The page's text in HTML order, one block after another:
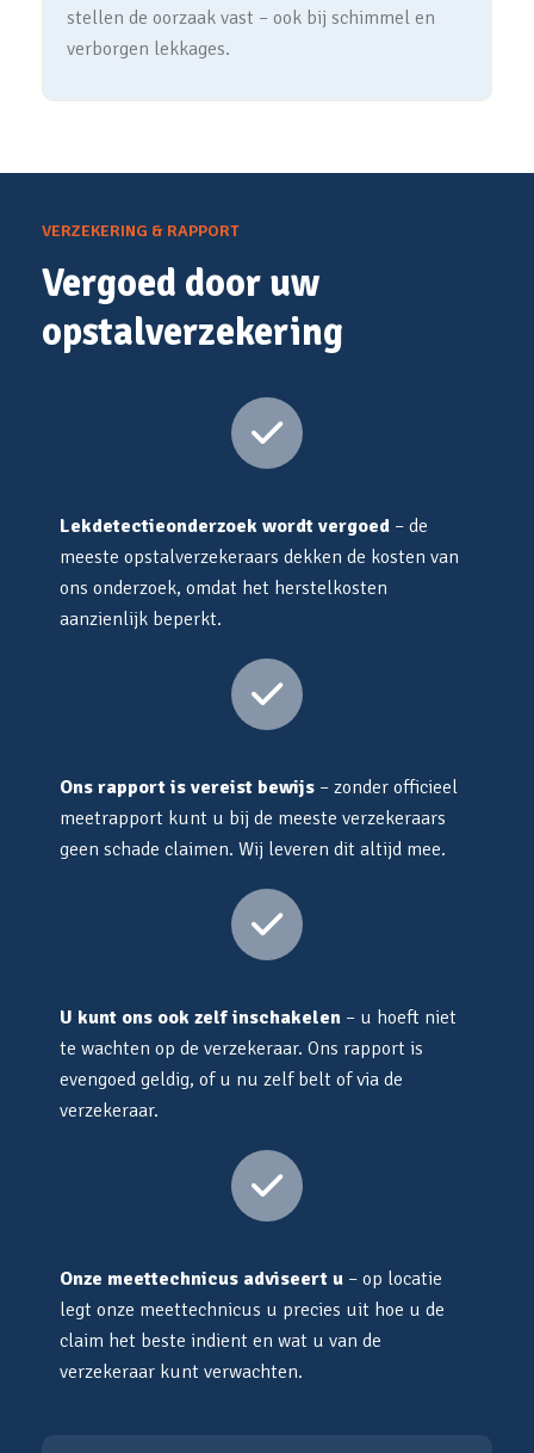
stellen de oorzaak vast – ook bij schimmel en
verborgen lekkages.
VERZEKERING & RAPPORT
Vergoed door uw
opstalverzekering
Lekdetectieonderzoek wordt vergoed – de
meeste opstalverzekeraars dekken de kosten van
ons onderzoek, omdat het herstelkosten
aanzienlijk beperkt.
Ons rapport is vereist bewijs – zonder officieel
meetrapport kunt u bij de meeste verzekeraars
geen schade claimen. Wij leveren dit altijd mee.
U kunt ons ook zelf inschakelen – u hoeft niet
te wachten op de verzekeraar. Ons rapport is
evengoed geldig, of u nu zelf belt of via de
verzekeraar.
Onze meettechnicus adviseert u – op locatie
legt onze meettechnicus u precies uit hoe u de
claim het beste indient en wat u van de
verzekeraar kunt verwachten.